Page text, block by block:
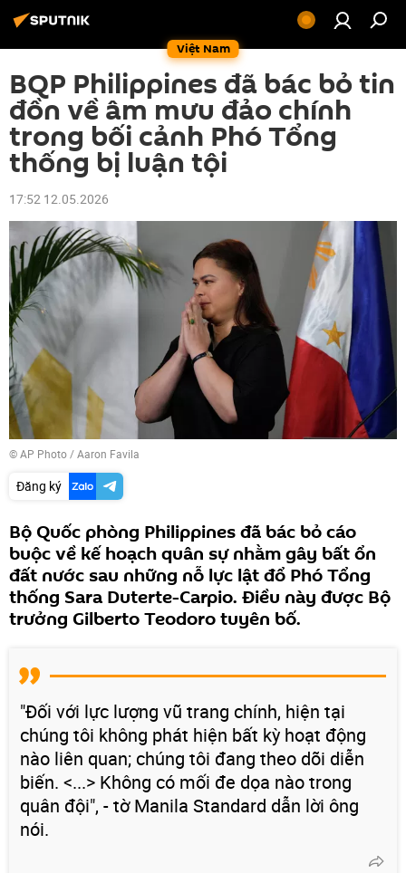
Việt Nam
BQP Philippines đã bác bỏ tin
đồn về âm mưu đảo chính
trong bối cảnh Phó Tổng
thống bị luận tội
17:52 12.05.2026
© AP Photo / Aaron Favila
Đăng ký
Bộ Quốc phòng Philippines đã bác bỏ cáo
buộc về kế hoạch quân sự nhằm gây bất ổn
đất nước sau những nỗ lực lật đổ Phó Tổng
thống Sara Duterte-Carpio. Điều này được Bộ
trưởng Gilberto Teodoro tuyên bố.
"Đối với lực lượng vũ trang chính, hiện tại
chúng tôi không phát hiện bất kỳ hoạt động
nào liên quan; chúng tôi đang theo dõi diễn
biến. <...> Không có mối đe dọa nào trong
quân đội", - tờ Manila Standard dẫn lời ông
nói.